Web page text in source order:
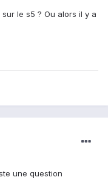
le s5 ? Ou alors il y a
une question